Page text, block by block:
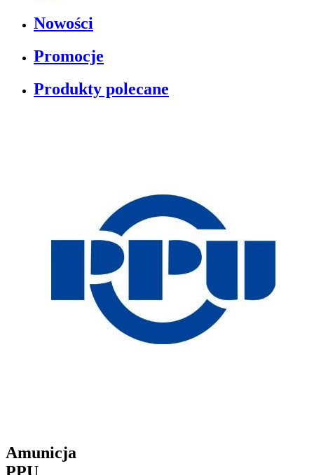
Nowości
Promocje
Produkty polecane
Amunicja